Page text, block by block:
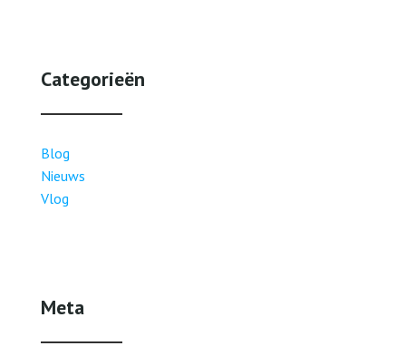
Categorieën
Blog
Nieuws
Vlog
Meta